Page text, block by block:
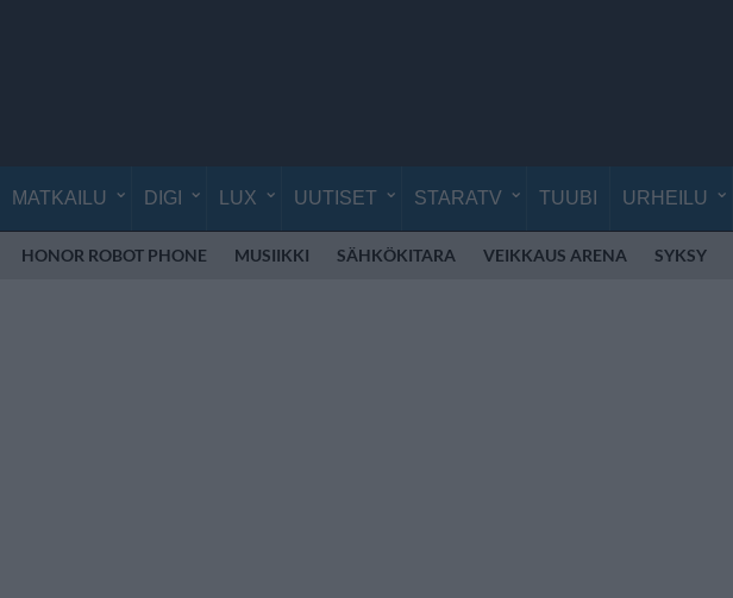
MATKAILU DIGI LUX UUTISET STARATV TUUBI URHEILU
HONOR ROBOT PHONE MUSIIKKI SÄHKÖKITARA VEIKKAUS ARENA SYKSY